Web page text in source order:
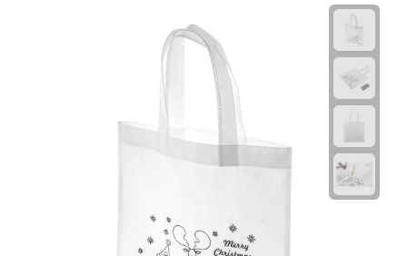
Fiets Accessoires
Fiets telefoonhouders